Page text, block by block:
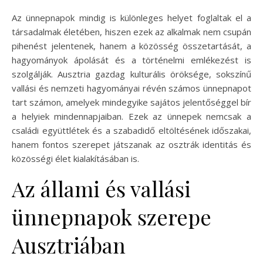
Az ünnepnapok mindig is különleges helyet foglaltak el a
társadalmak életében, hiszen ezek az alkalmak nem csupán
pihenést jelentenek, hanem a közösség összetartását, a
hagyományok ápolását és a történelmi emlékezést is
szolgálják. Ausztria gazdag kulturális öröksége, sokszínű
vallási és nemzeti hagyományai révén számos ünnepnapot
tart számon, amelyek mindegyike sajátos jelentőséggel bír
a helyiek mindennapjaiban. Ezek az ünnepek nemcsak a
családi együttlétek és a szabadidő eltöltésének időszakai,
hanem fontos szerepet játszanak az osztrák identitás és
közösségi élet kialakításában is.
Az állami és vallási
ünnepnapok szerepe
Ausztriában